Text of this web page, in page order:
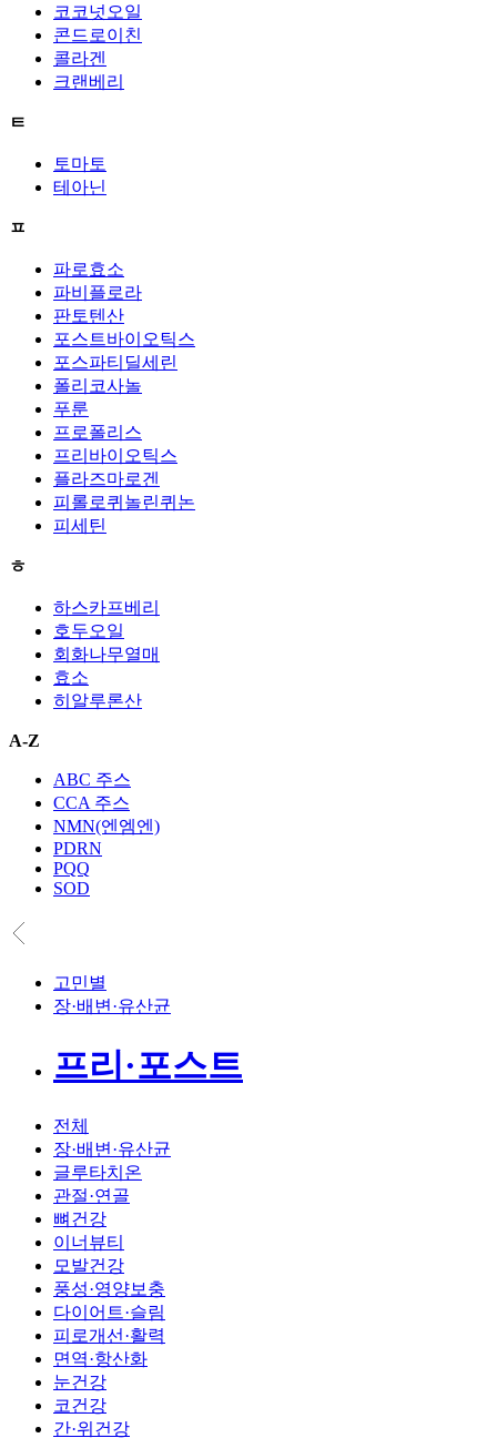
코코넛오일
콘드로이친
콜라겐
크랜베리
ㅌ
토마토
테아닌
ㅍ
파로효소
파비플로라
판토텐산
포스트바이오틱스
포스파티딜세린
폴리코사놀
푸룬
프로폴리스
프리바이오틱스
플라즈마로겐
피롤로퀴놀린퀴논
피세틴
ㅎ
하스카프베리
호두오일
회화나무열매
효소
히알루론산
A-Z
ABC 주스
CCA 주스
NMN(엔엠엔)
PDRN
PQQ
SOD
고민별
장·배변·유산균
프리·포스트
전체
장·배변·유산균
글루타치온
관절·연골
뼈건강
이너뷰티
모발건강
풍성·영양보충
다이어트·슬림
피로개선·활력
면역·항산화
눈건강
코건강
간·위건강